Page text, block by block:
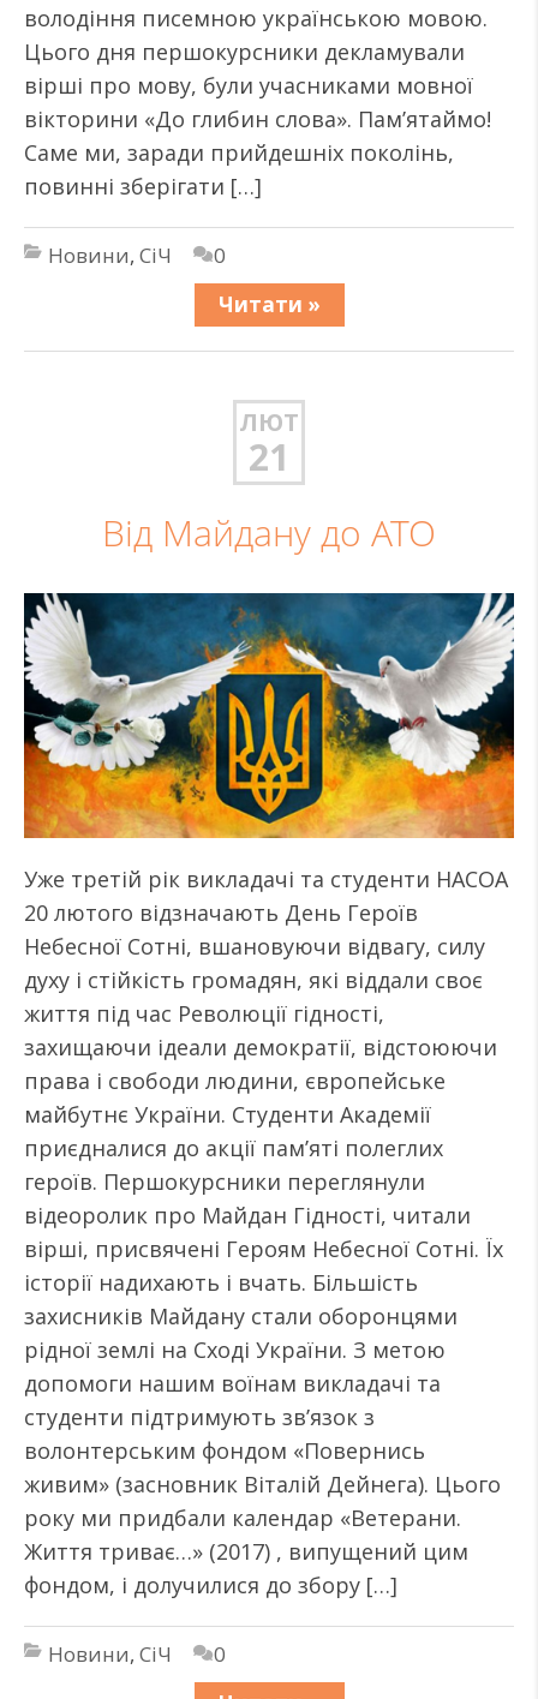
володіння писемною українською мовою.
Цього дня першокурсники декламували
вірші про мову, були учасниками мовної
вікторини «До глибин слова». Пам’ятаймо!
Саме ми, заради прийдешніх поколінь,
повинні зберігати […]
Новини, СіЧ
0
Читати »
ЛЮТ
21
Від Майдану до АТО
Уже третій рік викладачі та студенти НАСОА
20 лютого відзначають День Героїв
Небесної Сотні, вшановуючи відвагу, силу
духу і стійкість громадян, які віддали своє
життя під час Революції гідності,
захищаючи ідеали демократії, відстоюючи
права і свободи людини, європейське
майбутнє України. Студенти Академії
приєдналися до акції пам’яті полеглих
героїв. Першокурсники переглянули
відеоролик про Майдан Гідності, читали
вірші, присвячені Героям Небесної Сотні. Їх
історії надихають і вчать. Більшість
захисників Майдану стали оборонцями
рідної землі на Сході України. З метою
допомоги нашим воїнам викладачі та
студенти підтримують зв’язок з
волонтерським фондом «Повернись
живим» (засновник Віталій Дейнега). Цього
року ми придбали календар «Ветерани.
Життя триває…» (2017) , випущений цим
фондом, і долучилися до збору […]
Новини, СіЧ
0